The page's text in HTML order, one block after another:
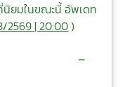
นิยมในขณะนี้ อัพเดท
| 20:00)
-